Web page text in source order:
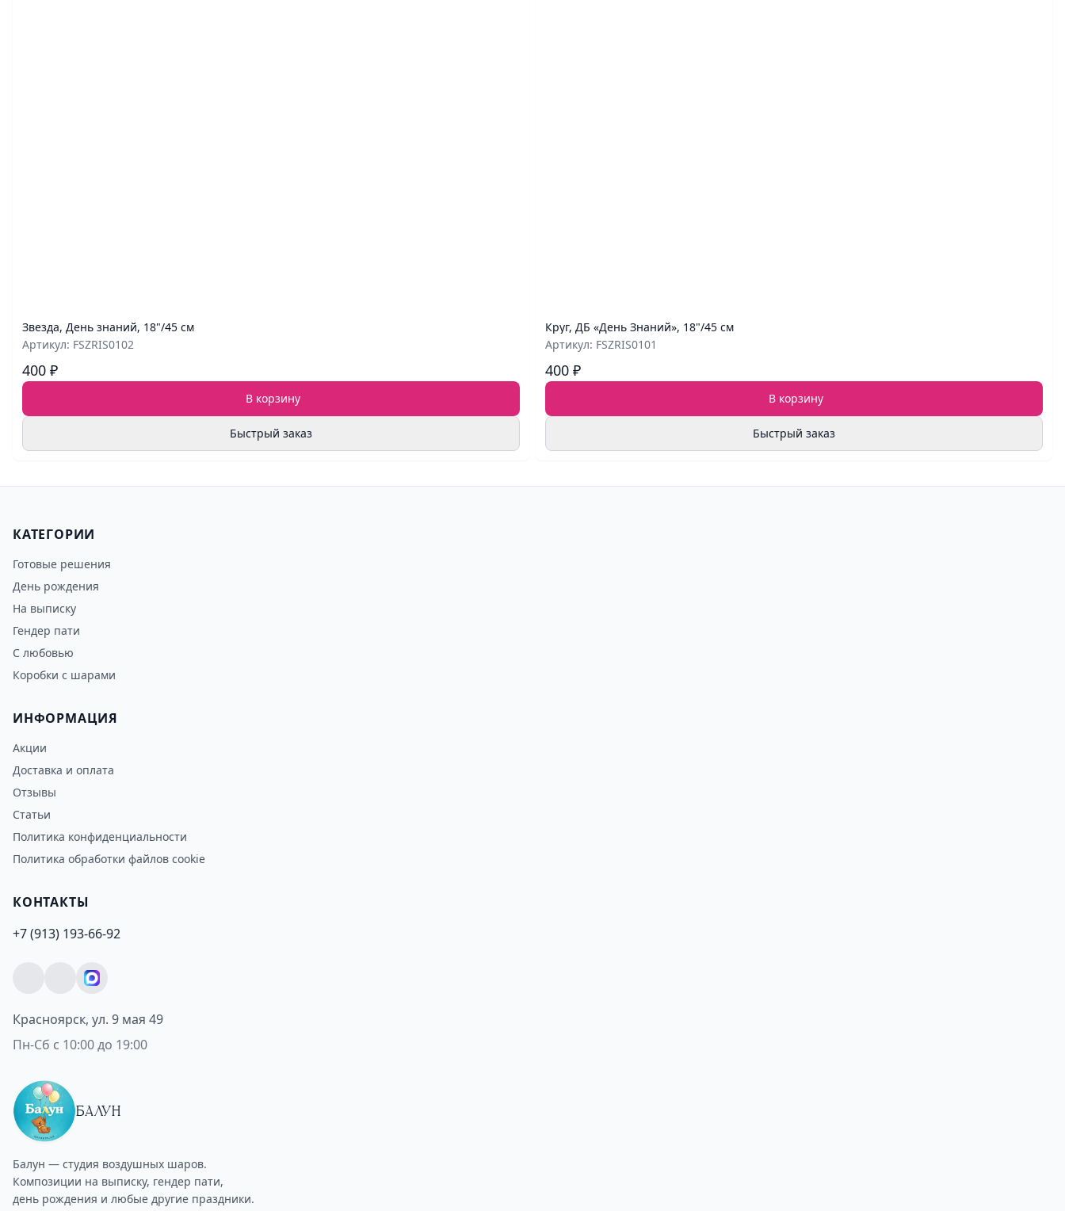
Звезда, День знаний, 18"/45 см
Артикул: FSZRIS0102
400 ₽
В корзину
Быстрый заказ
Круг, ДБ «День Знаний», 18"/45 см
Артикул: FSZRIS0101
400 ₽
В корзину
Быстрый заказ
КАТЕГОРИИ
Готовые решения
День рождения
На выписку
Гендер пати
С любовью
Коробки с шарами
ИНФОРМАЦИЯ
Акции
Доставка и оплата
Отзывы
Статьи
Политика конфиденциальности
Политика обработки файлов cookie
КОНТАКТЫ
+7 (913) 193-66-92
Красноярск, ул. 9 мая 49
Пн-Сб с 10:00 до 19:00
БАЛУН
Балун — студия воздушных шаров.
Композиции на выписку, гендер пати,
день рождения и любые другие праздники.